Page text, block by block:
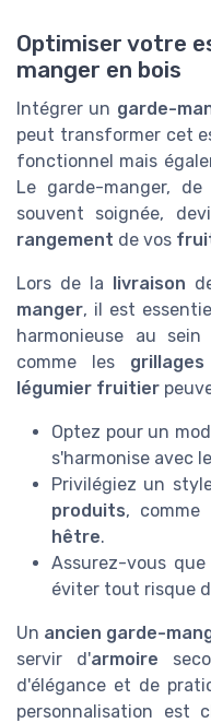
Optimiser votre
manger en bois
Intégrer un garde-
peut transformer cet
fonctionnel mais
Le garde-manger,
souvent soignée,
rangement de vos
Lors de la livraison
manger, il est
harmonieuse au
comme les grillages
légumier fruitier
Optez pour un
s'harmonise avec
Privilégiez un
produits, comme
hêtre.
Assurez-vous
éviter tout risque
Un ancien garde-
servir d'armoire
d'élégance et de
personnalisation est